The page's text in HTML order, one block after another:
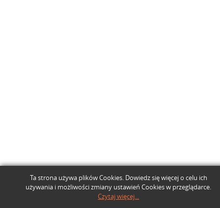
Ta strona używa plików Cookies. Dowiedz się więcej o celu ich
używania i możliwości zmiany ustawień Cookies w przeglądarce.
Czytaj więcej...